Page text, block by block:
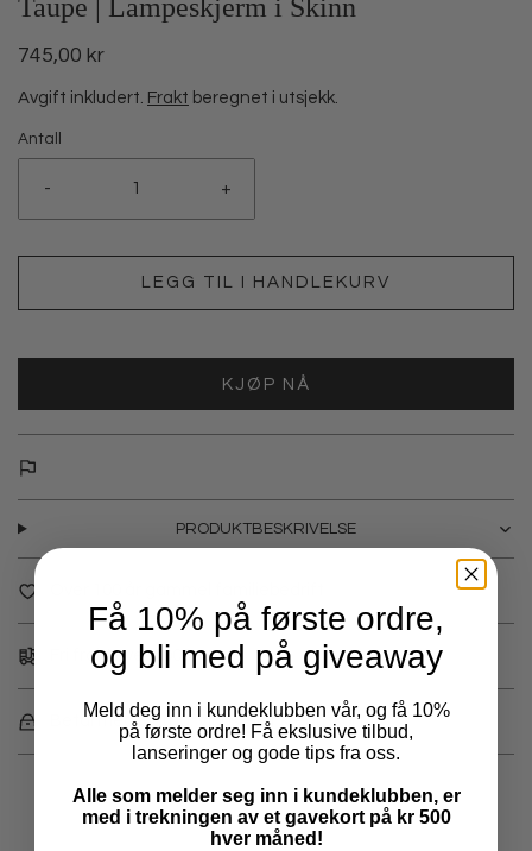
Taupe | Lampeskjerm i Skinn
745,00 kr
Avgift inkludert. Frakt beregnet i utsjekk.
Antall
- +
LEGG TIL I HANDLEKURV
KJØP NÅ
PRODUKTBESKRIVELSE
Fri frakt over 1000,-
Betal med Klarna, Vipps eller kredittkort
Få 10% på første ordre,
og bli med på giveaway
Meld deg inn i kundeklubben vår, og få 10%
på første ordre! Få ekslusive tilbud,
lanseringer og gode tips fra oss.
Alle som melder seg inn i kundeklubben, er
med i trekningen av et gavekort på kr 500
hver måned!